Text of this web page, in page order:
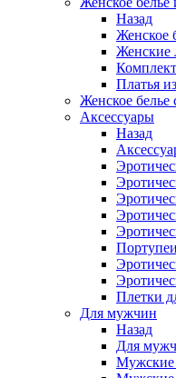
Назад
Женское
Женские
Платья
Женское
Аксессуары
Назад
Плетки
Для мужчин
Назад
Для
Мужские